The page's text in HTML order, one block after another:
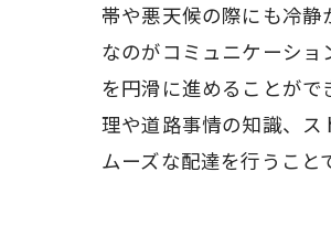
帯や悪天候の際にも冷
なのがコミュニケーシ
を円滑に進めることが
理や道路事情の知識、
ムーズな配達を行うこと